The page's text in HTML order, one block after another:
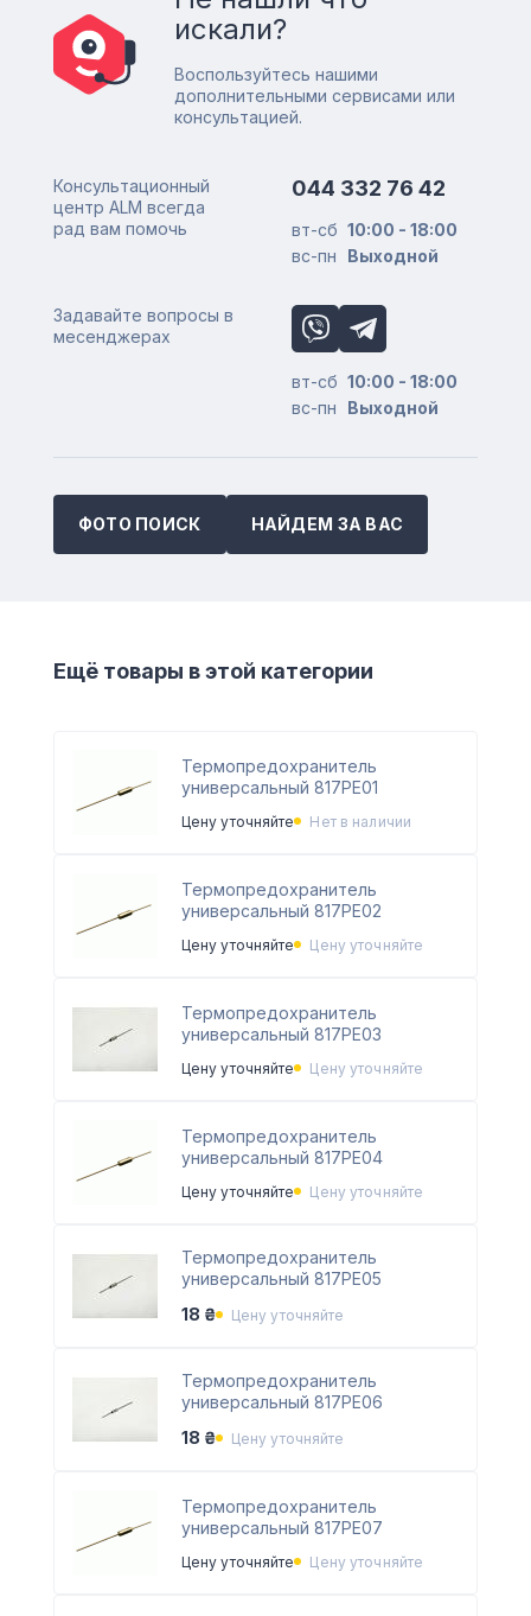
искали?
Воспользуйтесь нашими
дополнительными сервисами или
консультацией.
Консультационный
центр ALM всегда
рад вам помочь
044 332 76 42
вт-сб 10:00 - 18:00
вс-пн
Выходной
Задавайте вопросы в
месенджерах
вт-сб 10:00 - 18:00
вс-пн
Выходной
ФОТО ПОИСК НАЙДЕМ ЗА ВАС
Ещё товары в этой категории
Термопредохранитель
универсальный 817PE01
Цену уточняйте Нет в наличии
Термопредохранитель
универсальный 817PE02
Цену уточняйте Цену уточняйте
Термопредохранитель
универсальный 817PE03
Цену уточняйте Цену уточняйте
Термопредохранитель
универсальный 817PE04
Цену уточняйте Цену уточняйте
Термопредохранитель
универсальный 817PE05
18 ₴
Цену уточняйте
Термопредохранитель
универсальный 817PE06
18 ₴
Цену уточняйте
Термопредохранитель
универсальный 817PE07
Цену уточняйте Цену уточняйте